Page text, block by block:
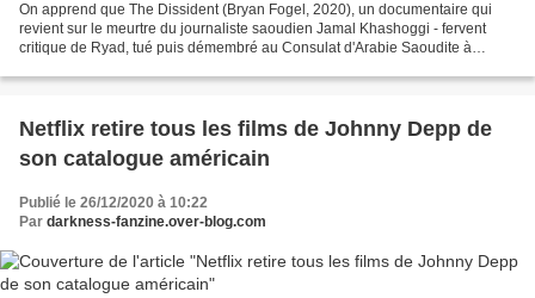
On apprend que The Dissident (Bryan Fogel, 2020), un documentaire qui
revient sur le meurtre du journaliste saoudien Jamal Khashoggi - fervent
critique de Ryad, tué puis démembré au Consulat d'Arabie Saoudite à
Netflix retire tous les films de Johnny Depp de
son catalogue américain
Publié le 26/12/2020 à 10:22
Par darkness-fanzine.over-blog.com